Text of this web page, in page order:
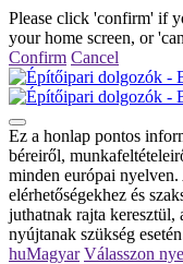
Please click 'confirm' if
your home screen, or
Confirm Cancel
Ez a honlap pontos
béreiről,
minden európai
elérhetőségekhez és
juthatnak rajta keresztül,
nyújtanak szükség
huMagyar Válasszon